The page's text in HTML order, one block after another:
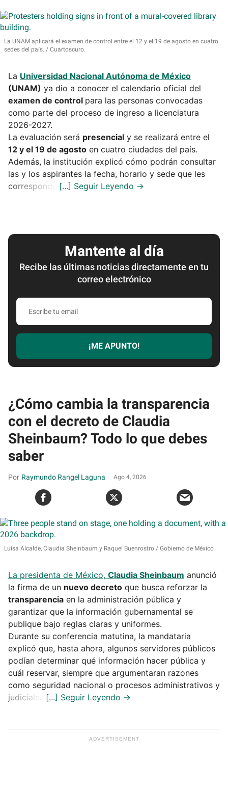
La UNAM aplicará el examen de control entre el 12 y el 19 de agosto en cuatro
sedes del país.
Cuartoscuro.
La Universidad Nacional Autónoma de México
(UNAM) ya dio a conocer el calendario oficial del
examen de control para las personas convocadas
como parte del proceso de ingreso a licenciatura
2026-2027.
La evaluación será presencial y se realizará entre el
12 y el 19 de agosto en cuatro ciudades del país.
Además, la institución explicó cómo podrán consultar
las y los aspirantes la fecha, horario y sede que les
corresponda.
Mantente al día
Recibe las últimas noticias directamente en tu
correo electrónico
Escribe
email
¡ME APUNTO!
¿Cómo cambia la transparencia
con el decreto de Claudia
Sheinbaum? Todo lo que debes
saber
Raymundo Rangel Laguna Ago 4, 2026
Luisa Alcalde, Claudia Sheinbaum y Raquel Buenrostro Gobierno de México
La presidenta de México, Claudia Sheinbaum anunció
la firma de un nuevo decreto que busca reforzar la
transparencia en la administración pública y
garantizar que la información gubernamental se
publique bajo reglas claras y uniformes.
Durante su conferencia matutina, la mandataria
explicó que, hasta ahora, algunos servidores públicos
podían determinar qué información hacer pública y
cuál reservar, siempre que argumentaran razones
como seguridad nacional o procesos administrativos y
judiciales.